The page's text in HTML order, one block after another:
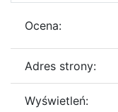
Ocena:
Adres strony:
Wyświetleń: